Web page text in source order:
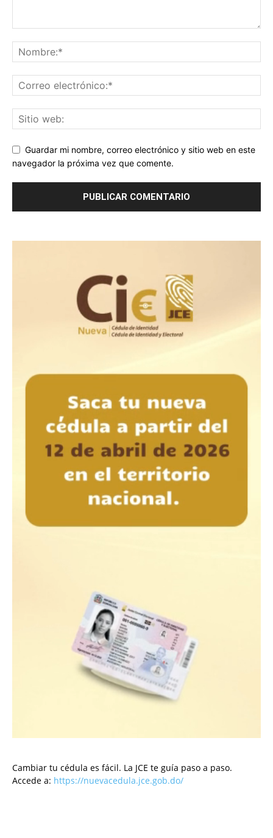
Guardar mi nombre, correo electrónico y sitio web en este
navegador la próxima vez que comente.
Cambiar tu cédula es fácil. La JCE te guía paso a paso.
Accede a: https://nuevacedula.jce.gob.do/